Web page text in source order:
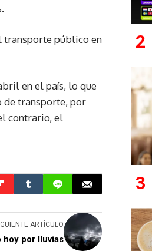
transporte público en
en el país, lo que
de transporte, por
contrario, el
ARTÍCULO
hoy por lluvias